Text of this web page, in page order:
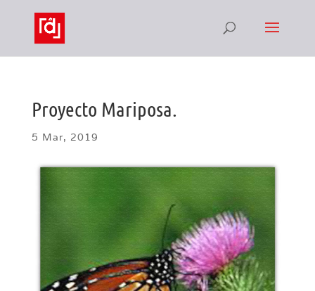
Proyecto Mariposa.
5 Mar, 2019